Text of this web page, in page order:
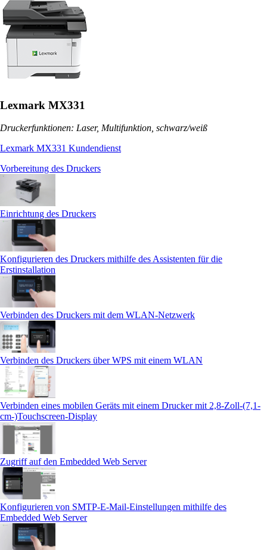
Lexmark MX331
Druckerfunktionen: Laser, Multifunktion, schwarz/weiß
Lexmark MX331 Kundendienst
Vorbereitung des Druckers
Einrichtung des Druckers
Konfigurieren des Druckers mithilfe des Assistenten für die
Erstinstallation
Verbinden des Druckers mit dem WLAN-Netzwerk
Verbinden des Druckers über WPS mit einem WLAN
Verbinden eines mobilen Geräts mit einem Drucker mit 2,8-Zoll-(7,1-
cm-)Touchscreen‑Display
Zugriff auf den Embedded Web Server
Konfigurieren von SMTP-E-Mail-Einstellungen mithilfe des
Embedded Web Server